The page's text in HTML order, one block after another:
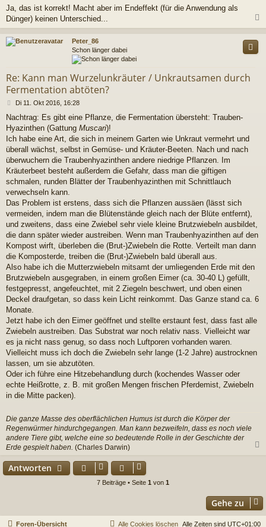
Ja, das ist korrekt! Macht aber im Endeffekt (für die Anwendung als
Dünger) keinen Unterschied...
a
Peter_86
Schon länger dabei
Re: Kann man Wurzelunkräuter / Unkrautsamen durch
Fermentation abtöten?
B
i
t
r
a
Di 11. Okt 2016, 16:28
Nachtrag: Es gibt eine Pflanze, die Fermentation übersteht: Trauben-
Hyazinthen (Gattung Muscari)!
Ich habe eine Art, die sich in meinem Garten wie Unkraut vermehrt und
überall wächst, selbst in Gemüse- und Kräuter-Beeten. Nach und nach
überwuchern die Traubenhyazinthen andere niedrige Pflanzen. Im
Kräuterbeet besteht außerdem die Gefahr, dass man die giftigen
schmalen, runden Blätter der Traubenhyazinthen mit Schnittlauch
verwechseln kann.
Das Problem ist erstens, dass sich die Pflanzen aussäen (lässt sich
vermeiden, indem man die Blütenstände gleich nach der Blüte entfernt),
und zweitens, dass eine Zwiebel sehr viele kleine Brutzwiebeln ausbildet,
die dann später wieder austreiben. Wenn man Traubenhyazinthen auf den
Kompost wirft, überleben die (Brut-)Zwiebeln die Rotte. Verteilt man dann
die Komposterde, treiben die (Brut-)Zwiebeln bald überall aus.
Also habe ich die Mutterzwiebeln mitsamt der umliegenden Erde mit den
Brutzwiebeln ausgegraben, in einem großen Eimer (ca. 30-40 L) gefüllt,
festgepresst, angefeuchtet, mit 2 Ziegeln beschwert, und oben einen
Deckel draufgetan, so dass kein Licht reinkommt. Das Ganze stand ca. 6
Monate.
Jetzt habe ich den Eimer geöffnet und stellte erstaunt fest, dass fast alle
Zwiebeln austreiben. Das Substrat war noch relativ nass. Vielleicht war
es ja nicht nass genug, so dass noch Luftporen vorhanden waren.
Vielleicht muss ich doch die Zwiebeln sehr lange (1-2 Jahre) austrocknen
lassen, um sie abzutöten.
Oder ich führe eine Hitzebehandlung durch (kochendes Wasser oder
echte Heißrotte, z. B. mit großen Mengen frischen Pferdemist, Zwiebeln
in die Mitte packen).
Die ganze Masse des oberflächlichen Humus ist durch die Körper der
Regenwürmer hindurchgegangen. Man kann bezweifeln, dass es noch viele
andere Tiere gibt, welche eine so bedeutende Rolle in der Geschichte der
Erde gespielt haben. (Charles Darwin)
n
Antworten
7 Beiträge • Seite 1 von 1
Gehe zu
Foren-Übersicht Alle Zeiten sind UTC+01:00
Alle Cookies löschen